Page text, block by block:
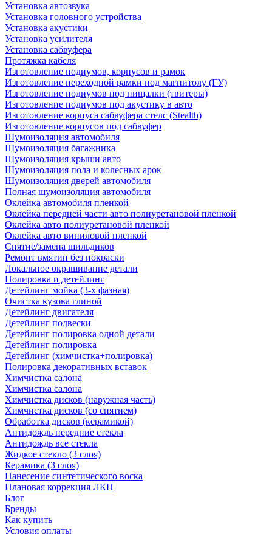
Установка автозвука
Установка головного устройства
Установка акустики
Установка усилителя
Установка сабвуфера
Протяжка кабеля
Изготовление подиумов, корпусов и рамок
Изготовление переходной рамки под магнитолу (ГУ)
Изготовление подиумов под пищалки (твитеры)
Изготовление подиумов под акустику в авто
Изготовление корпуса сабвуфера стелс (Stealth)
Изготовление корпусов под сабвуфер
Шумоизоляция автомобиля
Шумоизоляция багажника
Шумоизоляция крыши авто
Шумоизоляция пола и колесных арок
Шумоизоляция дверей автомобиля
Полная шумоизоляция автомобиля
Оклейка автомобиля пленкой
Оклейка передней части авто полиуретановой пленкой
Оклейка авто полиуретановой пленкой
Оклейка авто виниловой пленкой
Снятие/замена шильдиков
Ремонт вмятин без покраски
Локальное окрашивание детали
Полировка и детейлинг
Детейлинг мойка (3-х фазная)
Очистка кузова глиной
Детейлинг двигателя
Детейлинг подвески
Детейлинг полировка одной детали
Детейлинг полировка
Детейлинг (химчистка+полировка)
Полировка декоративных вставок
Химчистка салона
Химчистка салона
Химчистка дисков (наружная часть)
Химчистка дисков (со снятием)
Обработка дисков (керамикой)
Антидождь передние стекла
Антидождь все стекла
Жидкое стекло (3 слоя)
Керамика (3 слоя)
Нанесение синтетического воска
Плановая коррекция ЛКП
Блог
Бренды
Как купить
Условия оплаты